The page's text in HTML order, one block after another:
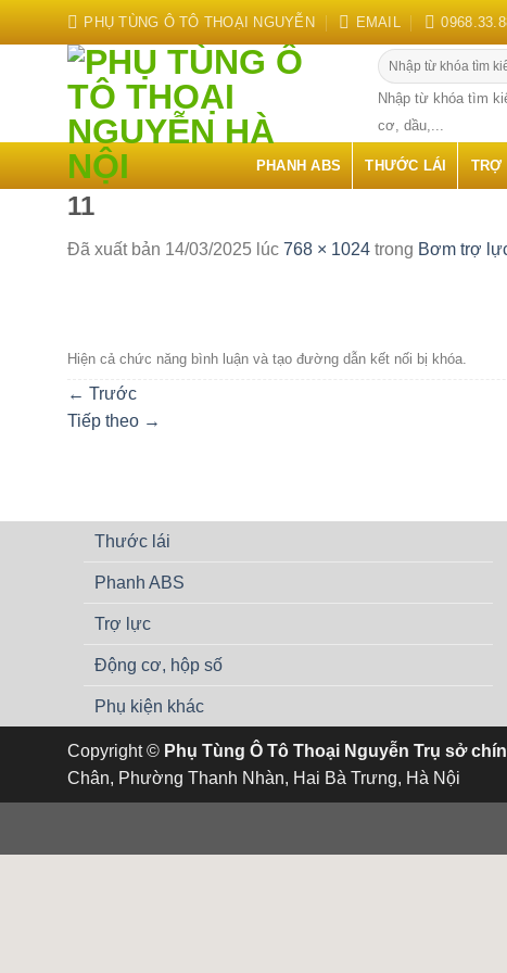
PHỤ TÙNG Ô TÔ THOẠI NGUYỄN EMAIL
Tìm
kiếm:
Nhập từ khóa tìm
cơ, dầu,...
PHANH ABS THƯỚC LÁI TRỢ
11
Đã xuất bản 14/03/2025 lúc 768 × 1024 trong Bơm trợ
Hiện cả chức năng bình luận và tạo đường dẫn kết nối bị khóa.
← Trước
Tiếp theo →
Thước lái
Phanh ABS
Trợ lực
Động cơ, hộp số
Phụ kiện khác
Copyright © Phụ Tùng Ô Tô Thoại Nguyễn Trụ sở
Chân, Phường Thanh Nhàn, Hai Bà Trưng, Hà Nội